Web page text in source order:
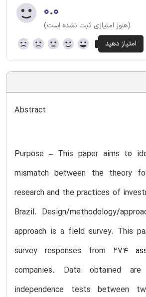
۰.۰
(هنوز امتیازی ثبت نشده است)
Abstract
Purpose – This paper aims to
mismatch between the theory
research and the practices of
Brazil. Design/methodology/
approach is a field survey. This
survey responses from 274
companies. Data obtained are
independence tests between